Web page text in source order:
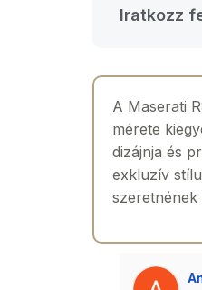
Iratkozz
A Maserati
mérete
dizájnja és
exkluzív
szeretnének